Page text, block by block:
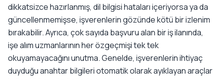
dikkatsizce hazırlanmış, dil bilgisi hataları içeriyorsa ya da
güncellenmemişse, işverenlerin gözünde kötü bir izlenim
bırakabilir. Ayrıca, çok sayıda başvuru alan bir iş ilanında,
işe alım uzmanlarının her özgeçmişi tek tek
okuyamayacağını unutma. Genelde, işverenlerin ihtiyaç
duyduğu anahtar bilgileri otomatik olarak ayıklayan araçlar